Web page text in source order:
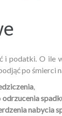
i podatki. O
po śmierci
,
odrzucenia
nabycia